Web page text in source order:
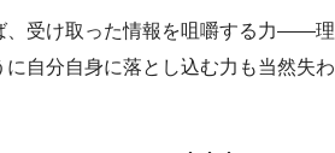
、受け取った情報を咀嚼する力――理
自分自身に落とし込む力も当然失わ